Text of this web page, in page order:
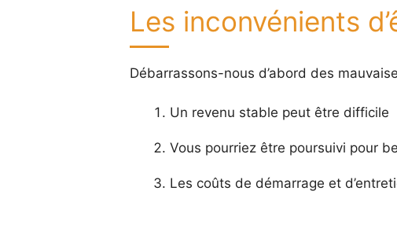
Les inconvénients
Débarrassons-nous d’abord des
Un revenu stable peut être difficile
Vous pourriez être poursuivi pour
Les coûts de démarrage et